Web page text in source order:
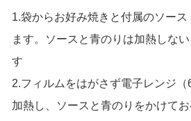
1.袋からお好み焼きと付属のソー
ます。ソースと青のりは加熱しな
す
2.フィルムをはがさず電子レンジ
加熱し、ソースと青のりをかけて